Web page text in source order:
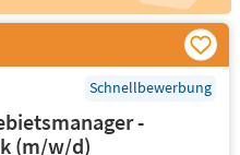
Schnellbewerbung
-
(m/w/d)